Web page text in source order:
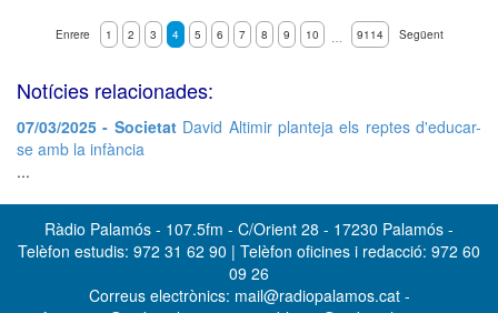
Enrere 1 2 3 4 5 6 7 8 9 10 … 9114 Següent
Notícies relacionades:
07/03/2025 - SocietatDavid Altimir planteja els reptes d'educar-
se amb la infància
...
Ràdio Palamós - 107.5fm - C/Orient 28 - 17230 Palamós -
Telèfon estudis: 972 31 62 90 | Telèfon oficines i redacció: 972 60
09 26
Correus electrònics: mail@radiopalamos.cat -